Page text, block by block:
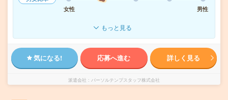
女性
男性
もっと見る
気になる! 応募へ進む 詳しく見る
派遣会社 パーソルテンプスタッフ株式会社